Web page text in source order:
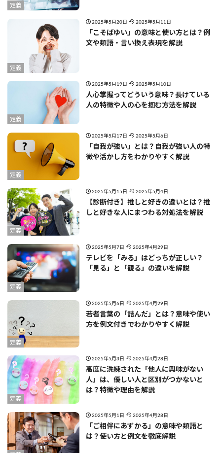
定義
定義
2025年5月20日 2025年5月11日
「こそばゆい」の意味と使い方とは？例
文や類語・言い換え表現を解説
定義
2025年5月19日 2025年5月10日
人心掌握ってどういう意味？長けている
人の特徴や人の心を掴む方法を解説
定義
2025年5月17日 2025年5月6日
「自我が強い」とは？自我が強い人の特
徴や活かし方をわかりやすく解説
定義
2025年5月15日 2025年5月4日
【診断付き】推しと好きの違いとは？推
しと好きな人にまつわる対処法を解説
定義
2025年5月7日 2025年4月29日
テレビを「みる」はどっちが正しい？
「見る」と「観る」の違いを解説
定義
2025年5月6日 2025年4月29日
若者言葉の「詰んだ」とは？意味や使い
方を例文付きでわかりやすく解説
定義
2025年5月3日 2025年4月28日
高度に洗練された「他人に興味がない
人」は、優しい人と区別がつかないと
は？特徴や理由を解説
2025年5月1日 2025年4月28日
「ご相伴にあずかる」の意味や類語と
は？使い方と例文を徹底解説